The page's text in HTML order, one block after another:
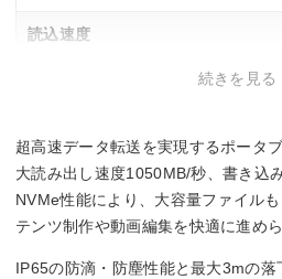
読込速度
1000 MB/s
続きを見る
超高速データ転送を実現するポータ
大読み出し速度1050MB/秒、書き込
NVMe性能により、大容量ファイル
テンツ制作や動画編集を快適に進め
IP65の防滴・防塵性能と最大3mの